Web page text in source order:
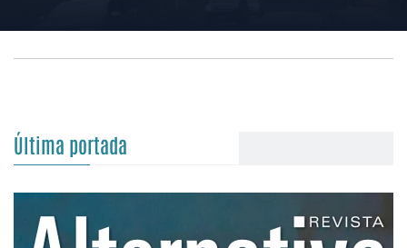
Última portada